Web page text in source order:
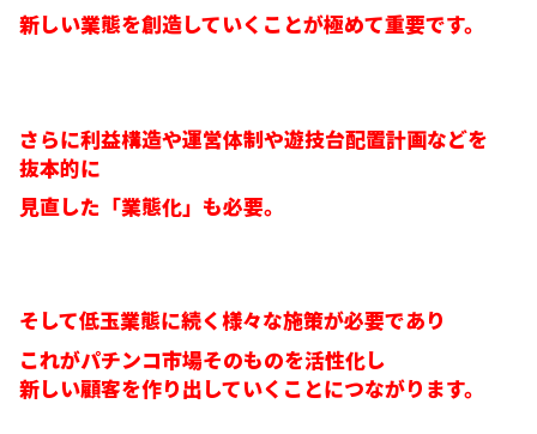
新しい業態を創造していくことが極めて重要です。
さらに利益構造や運営体制や遊技台配置計画などを
抜本的に
見直した 「業態化」も必要。
そして低玉業態に続く様々な施策が必要であり
これがパチンコ市場そのものを活性化し
新しい顧客を作り出していくことにつながります。